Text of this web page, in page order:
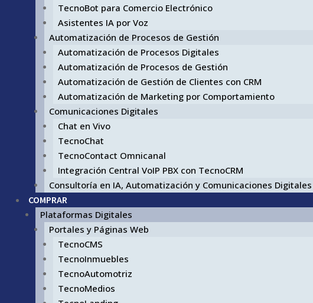
TecnoBot para Comercio Electrónico
Asistentes IA por Voz
Automatización de Procesos de Gestión
Automatización de Procesos Digitales
Automatización de Procesos de Gestión
Automatización de Gestión de Clientes con CRM
Automatización de Marketing por Comportamiento
Comunicaciones Digitales
Chat en Vivo
TecnoChat
TecnoContact Omnicanal
Integración Central VoIP PBX con TecnoCRM
Consultoría en IA, Automatización y Comunicaciones Digitales
COMPRAR
Plataformas Digitales
Portales y Páginas Web
TecnoCMS
TecnoInmuebles
TecnoAutomotriz
TecnoMedios